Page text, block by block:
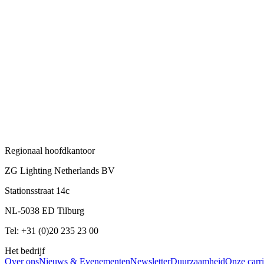
Regionaal hoofdkantoor
ZG Lighting Netherlands BV
Stationsstraat 14c
NL-5038 ED Tilburg
Tel: +31 (0)20 235 23 00
Het bedrijf
Over onsNieuws & EvenementenNewsletterDuurzaamheidOnze